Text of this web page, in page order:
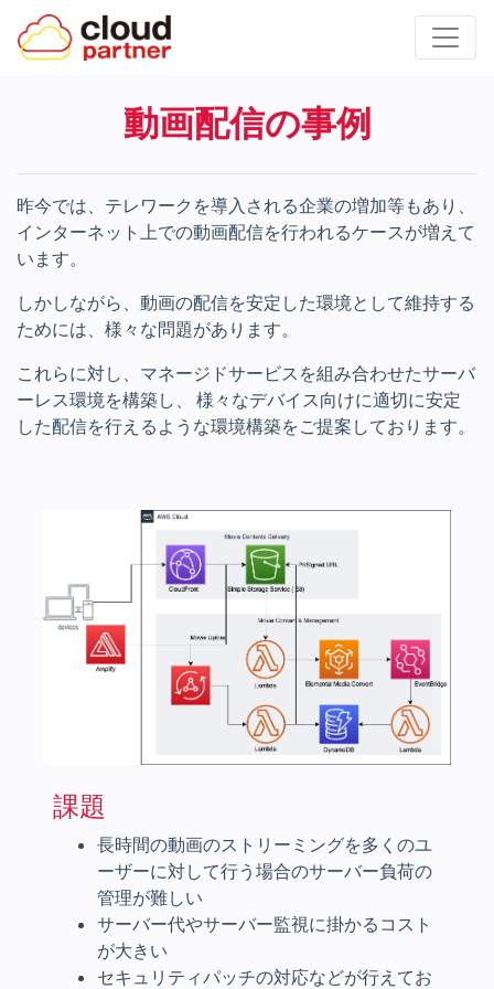
動画配信の事例
昨今では、テレワークを導入される企業の増加等もあり、
インターネット上での動画配信を行われるケースが増えて
います。
しかしながら、動画の配信を安定した環境として維持する
ためには、様々な問題があります。
これらに対し、マネージドサービスを組み合わせたサーバ
ーレス環境を構築し、 様々なデバイス向けに適切に安定
した配信を行えるような環境構築をご提案しております。
課題
長時間の動画のストリーミングを多くのユ
ーザーに対して行う場合のサーバー負荷の
管理が難しい
サーバー代やサーバー監視に掛かるコスト
が大きい
セキュリティパッチの対応などが行えてお